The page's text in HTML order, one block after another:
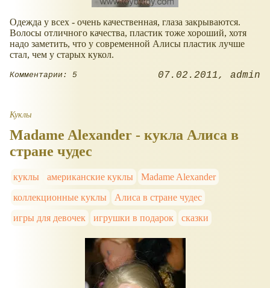
Одежда у всех - очень качественная, глаза закрываются.
Волосы отличного качества, пластик тоже хороший, хотя
надо заметить, что у современной Алисы пластик лучше
стал, чем у старых кукол.
Комментарии: 5 07.02.2011 admin
Куклы
Madame Alexander - кукла Алиса в
стране чудес
куклы американские куклы
Madame Alexander
коллекционные куклы
Алиса в стране чудес
игры для девочек
игрушки в подарок сказки